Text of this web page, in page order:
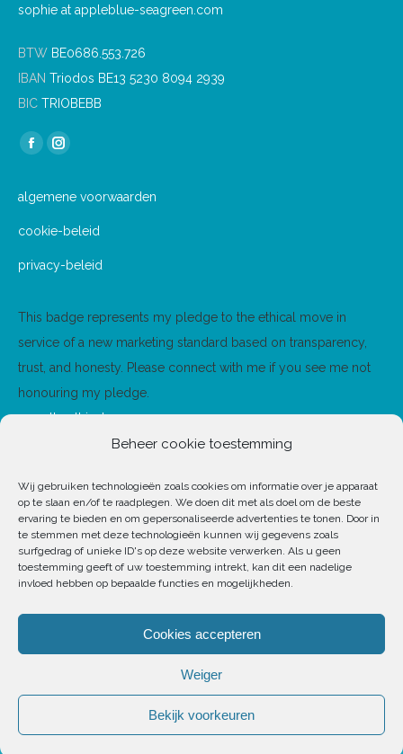
Beheer cookie toestemming
Wij gebruiken technologieën zoals cookies om informatie over je apparaat
op te slaan en/of te raadplegen. We doen dit met als doel om de beste
ervaring te bieden en om gepersonaliseerde advertenties te tonen. Door in
te stemmen met deze technologieën kunnen wij gegevens zoals
surfgedrag of unieke ID's op deze website verwerken. Als u geen
toestemming geeft of uw toestemming intrekt, kan dit een nadelige
invloed hebben op bepaalde functies en mogelijkheden.
Cookies accepteren
Weiger
Bekijk voorkeuren
sophie at appleblue-seagreen.com
BTW BE0686.553.726
IBAN Triodos BE13 5230 8094 2939
BIC TRIOBEBB
Find us on:
Facebook
opens
window
Instagram
opens
in
window
algemene voorwaarden
cookie-beleid
privacy-beleid
This badge represents my pledge to the ethical move in
service of a new marketing standard based on transparency,
trust, and honesty. Please connect with me if you see me not
honouring my pledge.
www.theethicalmove.org